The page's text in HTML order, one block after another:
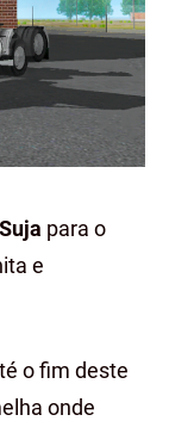
para o
e
o fim deste
onde